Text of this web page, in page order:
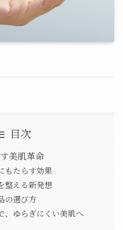
目次
美肌革命
もたらす効果
整える新発想
の選び方
、ゆらぎにくい美肌へ